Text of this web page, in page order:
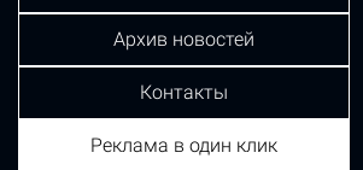
Архив новостей
Контакты
Реклама в один клик